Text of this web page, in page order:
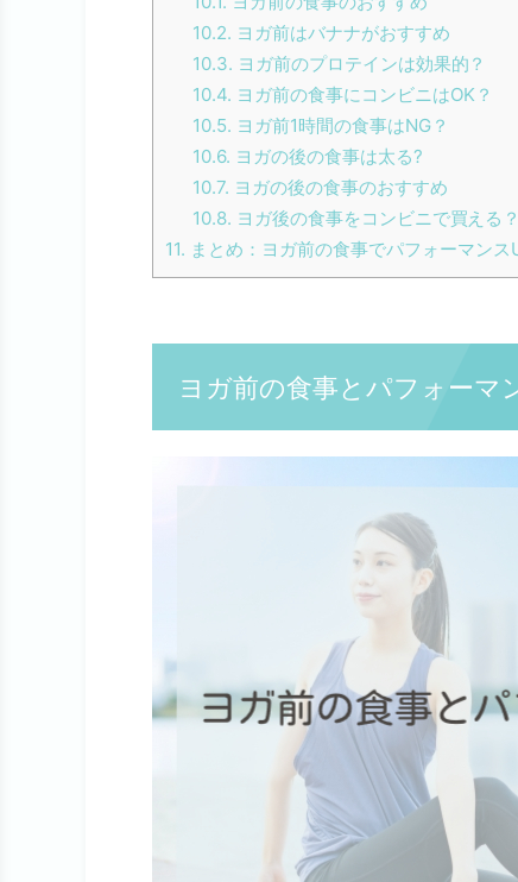
10.2. ヨガ前はバナナがおすすめ
10.3. ヨガ前のプロテインは効果的？
10.4. ヨガ前の食事にコンビニはOK？
10.5. ヨガ前1時間の食事はNG？
10.6. ヨガの後の食事は太る?
10.7. ヨガの後の食事のおすすめ
10.8. ヨガ後の食事をコンビニで買える？
11. まとめ：ヨガ前の食事でパフォーマンス
ヨガ前の食事とパフォーマ